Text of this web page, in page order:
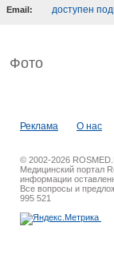
Email: доступен
Фото
Реклама О нас
© 2002-2026
Медицинский портал
информации
Все вопросы и
995 521